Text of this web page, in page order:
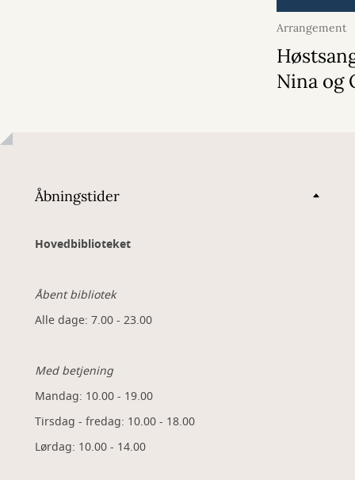
Arrangement
2026
Nina og
Åbningstider
Hovedbiblioteket
Åbent bibliotek
Alle dage: 7.00 - 23.00
Med betjening
Mandag: 10.00 - 19.00
Tirsdag - fredag: 10.00 - 18.00
Lørdag: 10.00 - 14.00